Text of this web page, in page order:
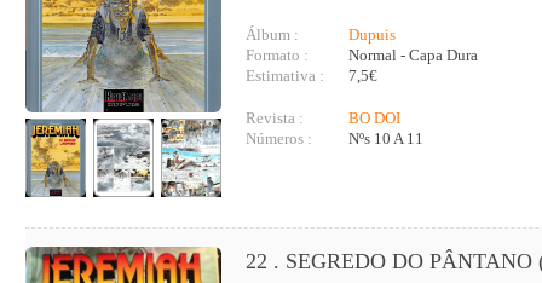
Álbum :
Dupuis
Formato :
Normal - Capa Dura
Estimativa :
7,5€
Revista :
BO DOI
Números :
Nºs 10 A 11
22 . SEGREDO DO PÂNTANO